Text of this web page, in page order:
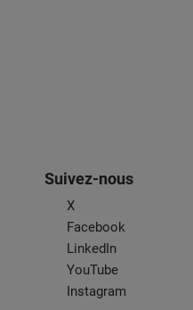
Suivez-nous
X
Facebook
LinkedIn
YouTube
Instagram